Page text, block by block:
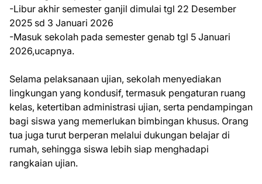
-Libur akhir semester ganjil dimulai tgl 22 Desember
2025 sd 3 Januari 2026
-Masuk sekolah pada semester genab tgl 5 Januari
2026,ucapnya.
Selama pelaksanaan ujian, sekolah menyediakan
lingkungan yang kondusif, termasuk pengaturan ruang
kelas, ketertiban administrasi ujian, serta pendampingan
bagi siswa yang memerlukan bimbingan khusus. Orang
tua juga turut berperan melalui dukungan belajar di
rumah, sehingga siswa lebih siap menghadapi
rangkaian ujian.